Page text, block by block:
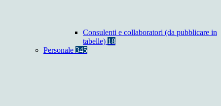
Consulenti e collaboratori (da pubblicare in
tabelle) 18
Personale 345